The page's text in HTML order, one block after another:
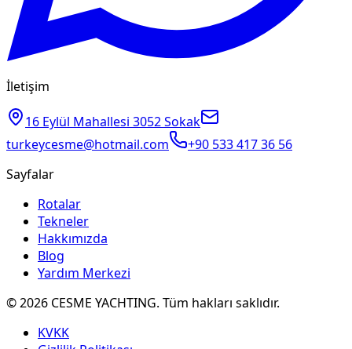
İletişim
16 Eylül Mahallesi 3052 Sokak
turkeycesme@hotmail.com
+90 533 417 36 56
Sayfalar
Rotalar
Tekneler
Hakkımızda
Blog
Yardım Merkezi
© 2026 CESME YACHTING. Tüm hakları saklıdır.
KVKK